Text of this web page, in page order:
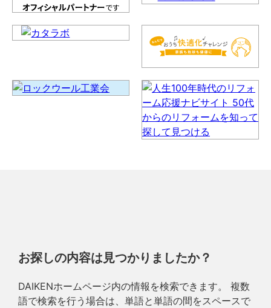
お探しの内容は見つかりましたか？
DAIKENホームページ内の情報を検索できます。 複数
語で検索を行う場合は、単語と単語の間をスペースで